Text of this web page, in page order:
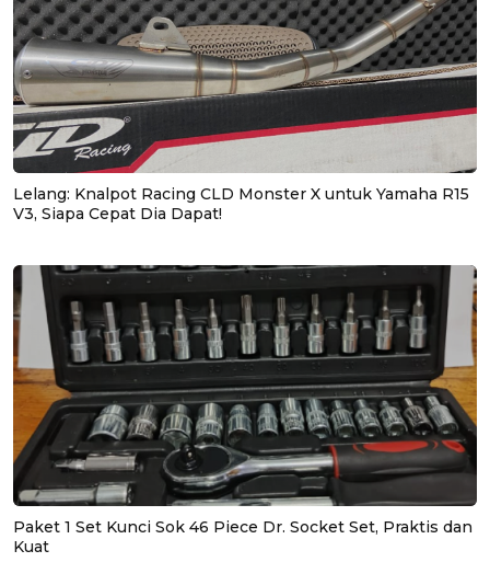
Lelang: Knalpot Racing CLD Monster X untuk Yamaha R15
V3, Siapa Cepat Dia Dapat!
Paket 1 Set Kunci Sok 46 Piece Dr. Socket Set, Praktis dan
Kuat